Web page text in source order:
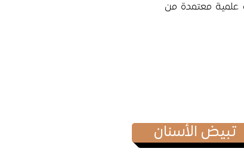
علمية معتمدة من
تبيض الأسنان